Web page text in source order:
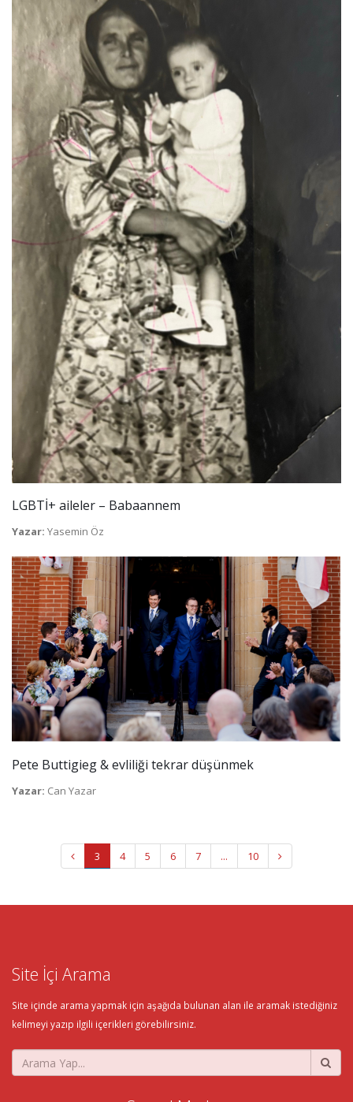
LGBTİ+ aileler – Babaannem
Yazar: Yasemin Öz
Pete Buttigieg & evliliği tekrar düşünmek
Yazar: Can Yazar
3 4 5 6 7 ... 10
Site İçi Arama
Site içinde arama yapmak için aşağıda bulunan alan ile aramak istediğiniz
kelimeyi yazıp ilgili içerikleri görebilirsiniz.